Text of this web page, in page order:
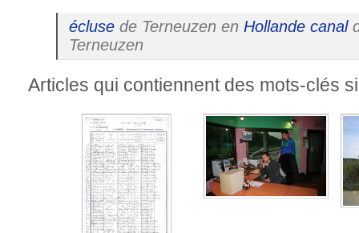
écluse de Terneuzen en Hollande canal
Terneuzen
Articles qui contiennent des mots-clés